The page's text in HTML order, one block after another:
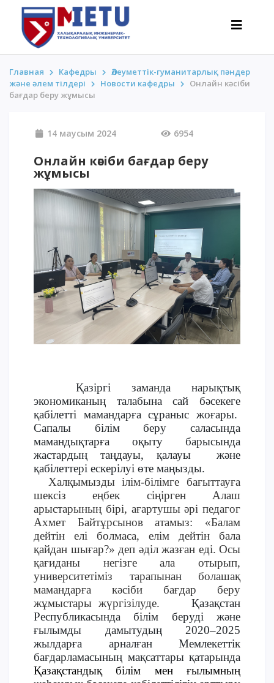
ТАЛАПКЕРЛЕР
Оқуға түсу сценарийлері-2026
Гранттар
АнтиОлимпиада
Оқу ақысы
50 баллдан төмен / ҰБТ-сыз
ҚЫЗЫҚТЫ
Үндеу сөздері
АССА халықаралық бағдарламасы
Жатақхана және тұрғылықты мекен
Кампусқа саяхат
БІЛІМ БЕРУ БАҒДАРЛАМАЛАРЫ
Колледж
Бакалавриат
Магистратура
Докторантура
Екінші жоғары білім
Қашықтықтан оқыту технологиялары
ОҚУ АҚЫСЫН ТӨЛЕУ
Главная Кафедры
Әлеуметтік-гуманитарлық пәндер
және әлем тілдері
Новости кафедры
Онлайн кәсіби
бағдар беру жұмысы
14 маусым 2024 6954
Онлайн кәсіби бағдар беру
жұмысы
Қазіргі заманда нарықтық
экономиканың талабына сай бәсекеге
қабілетті мамандарға сұраныс жоғары.
Сапалы білім беру саласында
мамандықтарға оқыту барысында
жастардың таңдауы, қалауы және
қабілеттері ескерілуі өте маңызды.
Халқымызды ілім-білімге бағыттауға
шексіз еңбек сіңірген Алаш
арыстарының бірі, ағартушы әрі педагог
Ахмет Байтұрсынов атамыз: «Балам
дейтін елі болмаса, елім дейтін бала
қайдан шығар?» деп әділ жазған еді. Осы
қағиданы негізге ала отырып,
университетіміз тарапынан болашақ
мамандарға кәсіби бағдар беру
жұмыстары жүргізілуде. Қазақстан
Республикасында білім беруді және
ғылымды дамытудың 2020–2025
жылдарға арналған Мемлекеттік
бағдарламасының мақсаттары қатарында
Қазақстандық білім мен ғылымның